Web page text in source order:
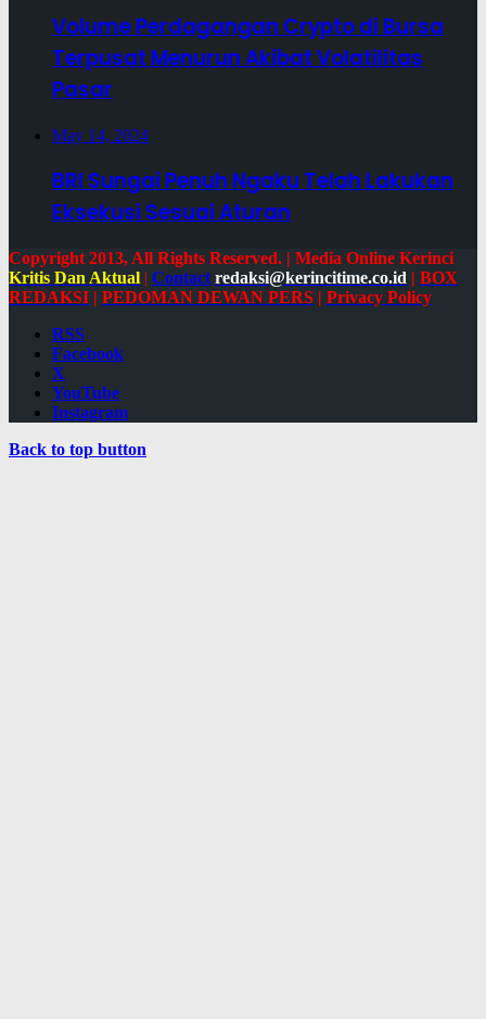
Volume Perdagangan Crypto di Bursa
Terpusat Menurun Akibat Volatilitas
Pasar
May 14, 2024
BRI Sungai Penuh Ngaku Telah Lakukan
Eksekusi Sesuai Aturan
Copyright 2013, All Rights Reserved. | Media Online Kerinci
Kritis Dan Aktual | Contact redaksi@kerincitime.co.id | BOX
REDAKSI | PEDOMAN DEWAN PERS | Privacy Policy
RSS
Facebook
X
YouTube
Instagram
Back to top button